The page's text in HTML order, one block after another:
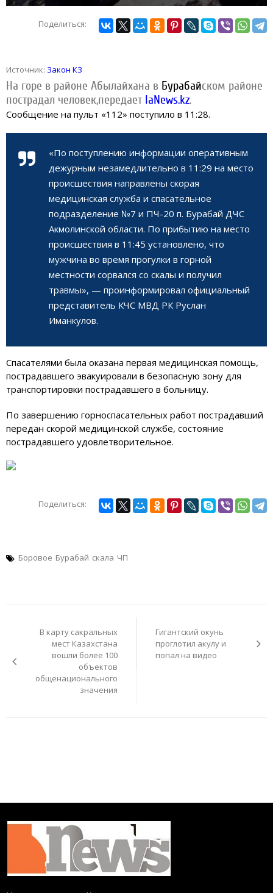
Поделиться:
Источник: Закон КЗ
На горе в районе Абылайхана в Бурабайском районе
пострадал человек,передает IaNews.kz.
Сообщение на пульт «112» поступило в 11:28.
«По поступлению информации оперативным
дежурным незамедлительно в 11:29 на место
происшествия направлены скорая
медицинская служба и спасательное
подразделение №7 и ПЧ-20 п. Бурабай ДЧС
Акмолинской области. По прибытию на место
происшествия в 11:45 установлено, что
мужчина во время прогулки в горной
местности сорвался со скалы и получил
травмы», — проинформировал официальный
представитель КЧС МВД РК Руслан
Иманкулов.
Спасателями была оказана первая медицинская помощь,
пострадавшего эвакуировали в безопасную зону для
транспортировки пострадавшего в больницу.
По завершению горноспасательных работ пострадавший
передан скорой медицинской службе, состояние
пострадавшего удовлетворительное.
Поделиться:
Боровое Бурабай скала ЧП
записямВ карту сакральных
мест Казахстана
вошли более 100
объектов
общенационального
значения
Гигантский окунь
проглотил акулу и
попал на видео